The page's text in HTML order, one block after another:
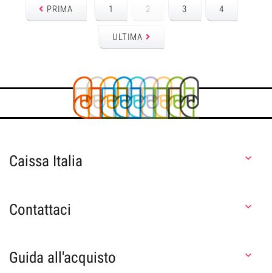
PRIMA
1 2 3 4
ULTIMA
Caissa Italia 
Contattaci 
Guida all'acquisto 